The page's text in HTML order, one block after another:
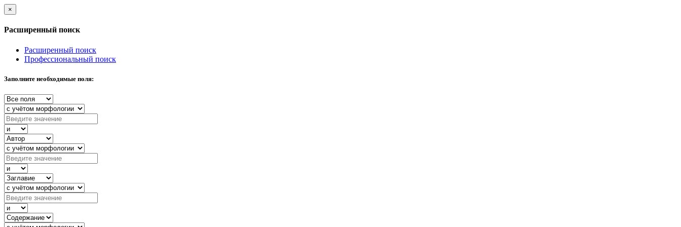
×
Расширенный поиск
Расширенный поиск
Профессиональный поиск
Заполните необходимые поля: